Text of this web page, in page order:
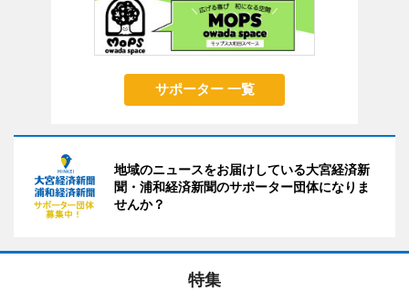
サポーター 一覧
地域のニュースをお届けしている大宮経済新
聞・浦和経済新聞のサポーター団体になりま
せんか？
特集